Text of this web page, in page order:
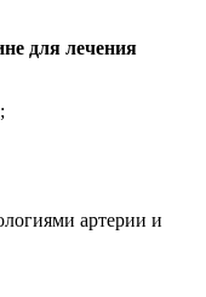
для лечения
артерии и